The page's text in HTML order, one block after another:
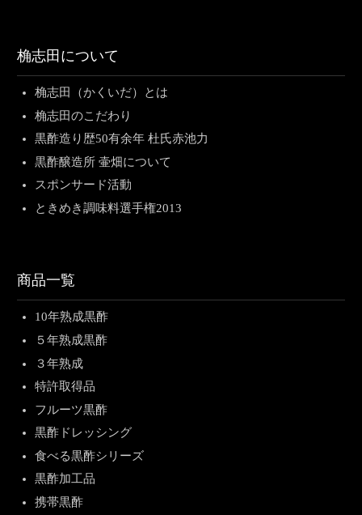
桷志田について
桷志田（かくいだ）とは
桷志田のこだわり
黒酢造り歴50有余年 杜氏赤池力
黒酢醸造所 壷畑について
スポンサード活動
ときめき調味料選手権2013
商品一覧
10年熟成黒酢
５年熟成黒酢
３年熟成
特許取得品
フルーツ黒酢
黒酢ドレッシング
食べる黒酢シリーズ
黒酢加工品
携帯黒酢